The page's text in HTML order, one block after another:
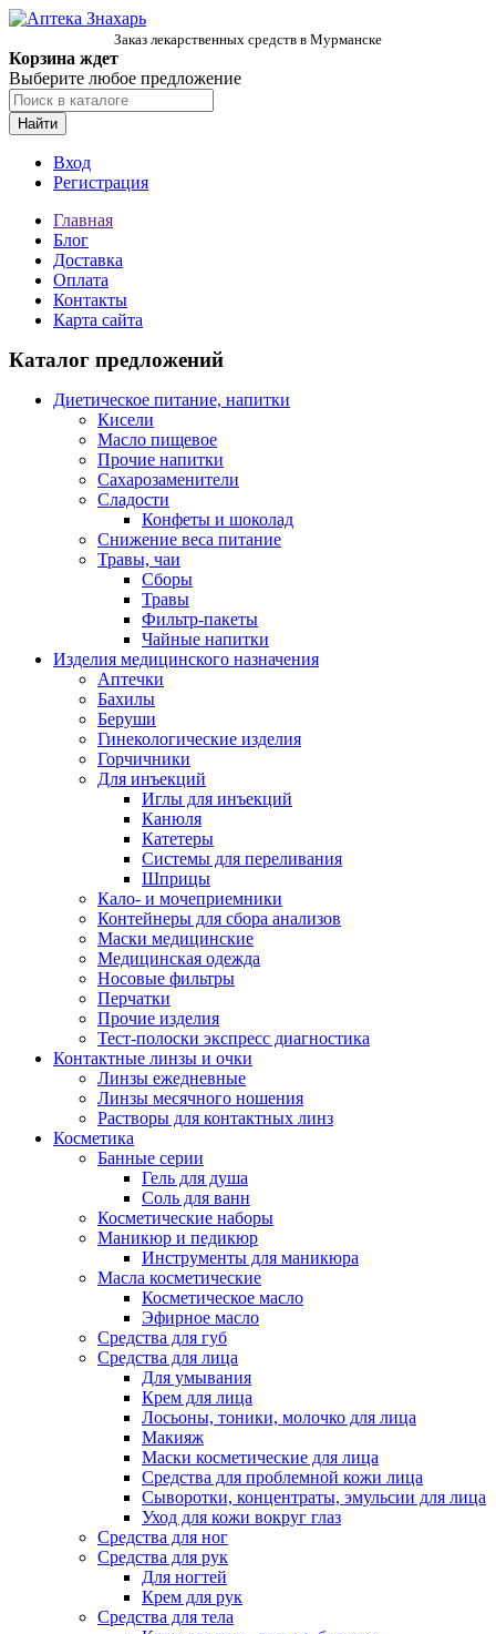
Заказ лекарственных средств в Мурманске
Корзина ждет
Выберите любое предложение
Найти
Вход
Регистрация
Главная
Блог
Доставка
Оплата
Контакты
Карта сайта
Каталог предложений
Диетическое питание, напитки
Кисели
Масло пищевое
Прочие напитки
Сахарозаменители
Сладости
Конфеты и шоколад
Снижение веса питание
Травы, чаи
Сборы
Травы
Фильтр-пакеты
Чайные напитки
Изделия медицинского назначения
Аптечки
Бахилы
Беруши
Гинекологические изделия
Горчичники
Для инъекций
Иглы для инъекций
Канюля
Катетеры
Системы для переливания
Шприцы
Кало- и мочеприемники
Контейнеры для сбора анализов
Маски медицинские
Медицинская одежда
Носовые фильтры
Перчатки
Прочие изделия
Тест-полоски экспресс диагностика
Контактные линзы и очки
Линзы ежедневные
Линзы месячного ношения
Растворы для контактных линз
Косметика
Банные серии
Гель для душа
Соль для ванн
Косметические наборы
Маникюр и педикюр
Инструменты для маникюра
Масла косметические
Косметическое масло
Эфирное масло
Средства для губ
Средства для лица
Для умывания
Крем для лица
Лосьоны, тоники, молочко для лица
Макияж
Маски косметические для лица
Средства для проблемной кожи лица
Сыворотки, концентраты, эмульсии для лица
Уход для кожи вокруг глаз
Средства для ног
Средства для рук
Для ногтей
Крем для рук
Средства для тела